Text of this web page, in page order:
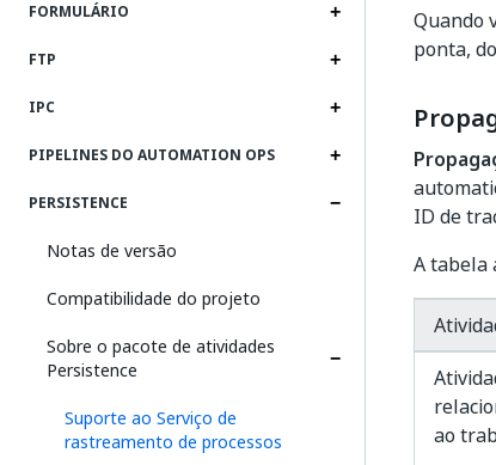
FORMULÁRIO
FTP
IPC
PIPELINES DO AUTOMATION OPS
PERSISTENCE
Notas de versão
Compatibilidade do projeto
Sobre o pacote de atividades
Persistence
Suporte ao Serviço de
rastreamento de processos
Quando
ponta,
ID de
A tabela
ao